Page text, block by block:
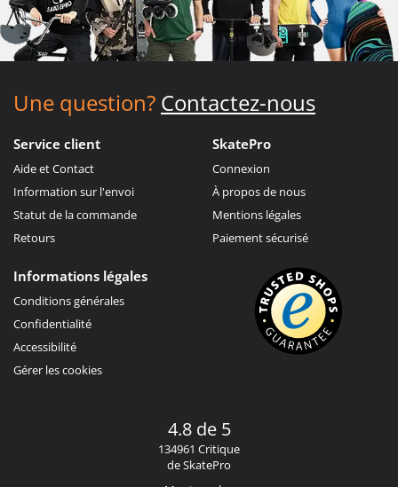
Une question? Contactez-nous
Service client
Aide et Contact
Information sur l'envoi
Statut de la commande
Retours
SkatePro
Connexion
À propos de nous
Mentions légales
Paiement sécurisé
Informations légales
Conditions générales
Confidentialité
Accessibilité
Gérer les cookies
4.8 de 5
134961 Critique
de SkatePro